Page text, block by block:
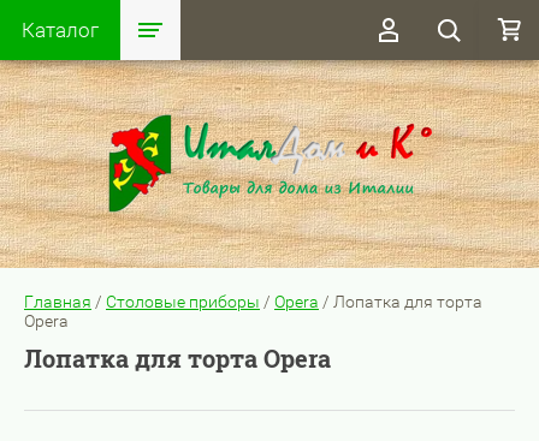
Каталог
Главная / Столовые приборы / Opera / Лопатка для торта
Opera
Лопатка для торта Opera